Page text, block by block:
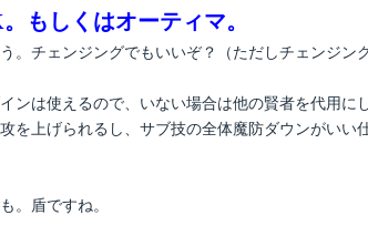
もしくはオーティマ。
。チェンジングでもいいぞ？（ただしチェンジン
は使えるので、いない場合は他の賢者を代用に
上げられるし、サブ技の全体魔防ダウンがいい
。盾ですね。